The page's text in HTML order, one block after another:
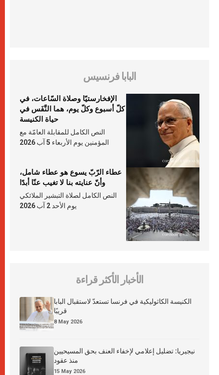
البابا فرنسيس
الإفخارستيّا وصلاة السّاعات، في
كلّ أسبوع وكلّ يوم، هما النَّفَس في
حياة الكنيسة
النص الكامل للمقابلة العامّة مع
المؤمنين يوم الأربعاء 5 آب 2026
عطاء الرّبّ يسوع هو عطاء شامل،
وأنّ عنايته بنا لا تغيب عنّا أبدًا
النص الكامل لصلاة التبشير الملائكي
يوم الأحد 2 آب 2026
الأخبار الأكثر قراءة
الكنيسة الكاثوليكية في فرنسا تستعدّ لاستقبال البابا
قريبًا
8 May 2026
نيجيريا: تضليل إعلامي لإخفاء العنف بحق المسيحيين
منذ عقود
15 May 2026